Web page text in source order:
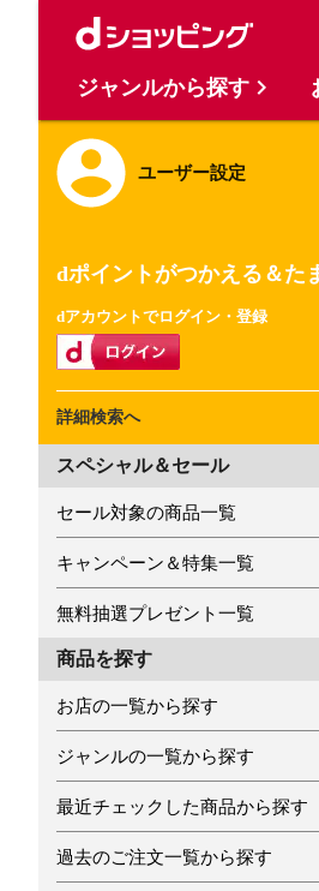
ユーザー設定
dポイントがつかえる＆た
dアカウントでログイン・登録
詳細検索へ
スペシャル＆セール
セール対象の商品一覧
キャンペーン＆特集一覧
無料抽選プレゼント一覧
商品を探す
お店の一覧から探す
ジャンルの一覧から探す
最近チェックした商品から探す
過去のご注文一覧から探す
ジャンルから探す